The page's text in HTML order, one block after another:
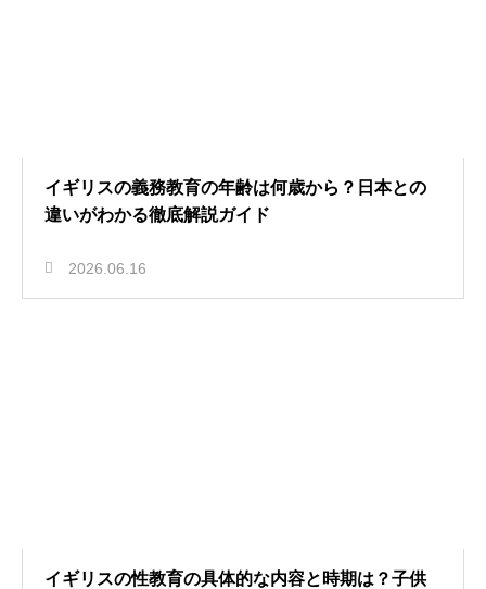
イギリスの義務教育の年齢は何歳から？日本との
違いがわかる徹底解説ガイド
2026.06.16
イギリスの性教育の具体的な内容と時期は？子供